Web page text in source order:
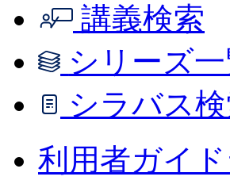
講義検索
シリーズ
シラバス
利用者ガイ